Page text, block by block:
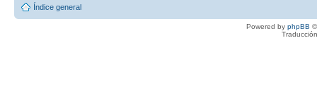
Índice general
Powered by phpBB